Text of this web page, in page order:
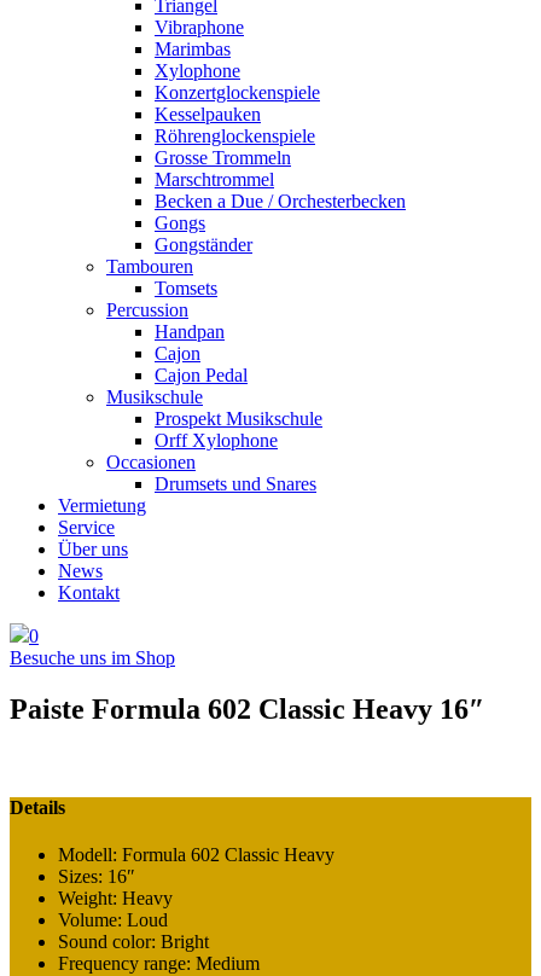
Triangel
Vibraphone
Marimbas
Xylophone
Konzertglockenspiele
Kesselpauken
Röhren­glocken­spiele
Grosse Trommeln
Marschtrommel
Becken a Due / Orchester­becken
Gongs
Gongständer
Tambouren
Tomsets
Percussion
Handpan
Cajon
Cajon Pedal
Musikschule
Prospekt Musikschule
Orff Xylophone
Occasionen
Drumsets und Snares
Vermietung
Service
Über uns
News
Kontakt
0
Besuche uns im Shop
Paiste Formula 602 Classic Heavy 16″
Details
Modell: Formula 602 Classic Heavy
Sizes: 16″
Weight: Heavy
Volume: Loud
Sound color: Bright
Frequency range: Medium